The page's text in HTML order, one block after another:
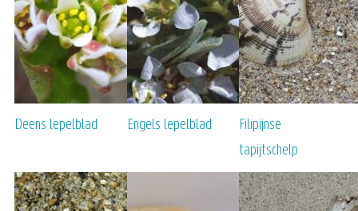
Deens lepelblad Engels lepelblad
Filipijnse
tapijtschelp